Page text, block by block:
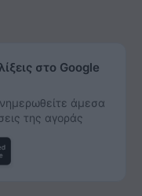
στο Google
άμεσα
της αγοράς